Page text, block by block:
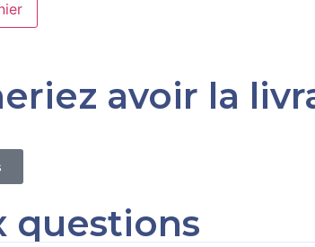
avoir la
questions